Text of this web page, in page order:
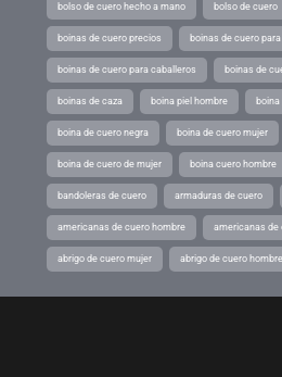
bolso de cuero hecho a mano bolso de cuero
boinas de cuero precios boinas de cuero
boinas de cuero para caballeros boinas de
boinas de caza boina piel hombre boina
boina de cuero negra boina de cuero mujer
boina de cuero de mujer boina cuero hombre
bandoleras de cuero armaduras de cuero
americanas de cuero hombre americanas de
abrigo de cuero mujer abrigo de cuero hombre